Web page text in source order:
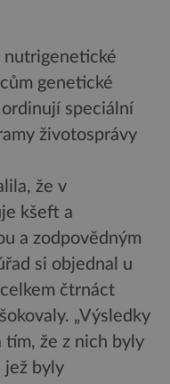
nutrigenetické
genetické
speciální
životosprávy
že v
kšeft a
a zodpovědným
si objednal u
čtrnáct
„Výsledky
tím, že z nich byly
jež byly